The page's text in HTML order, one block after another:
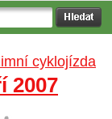
cyklojízda
2007